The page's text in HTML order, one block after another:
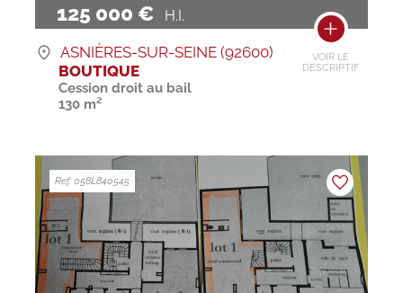
125 000 € H.I.
VOIR LE
DESCRIPTIF
ASNIÈRES-SUR-SEINE (92600)
BOUTIQUE
Cession droit au bail
130 m²
Ref. 058L840545